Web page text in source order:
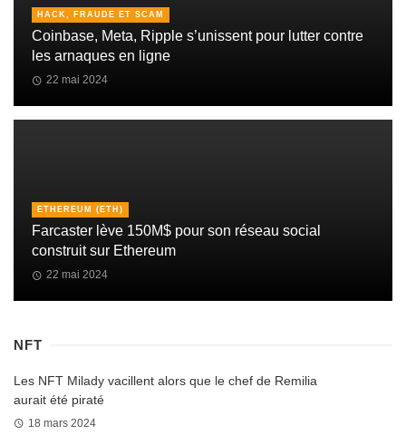
HACK, FRAUDE ET SCAM
Coinbase, Meta, Ripple s’unissent pour lutter contre
les arnaques en ligne
22 mai 2024
ETHEREUM (ETH)
Farcaster lève 150M$ pour son réseau social
construit sur Ethereum
22 mai 2024
NFT
Les NFT Milady vacillent alors que le chef de Remilia
aurait été piraté
18 mars 2024